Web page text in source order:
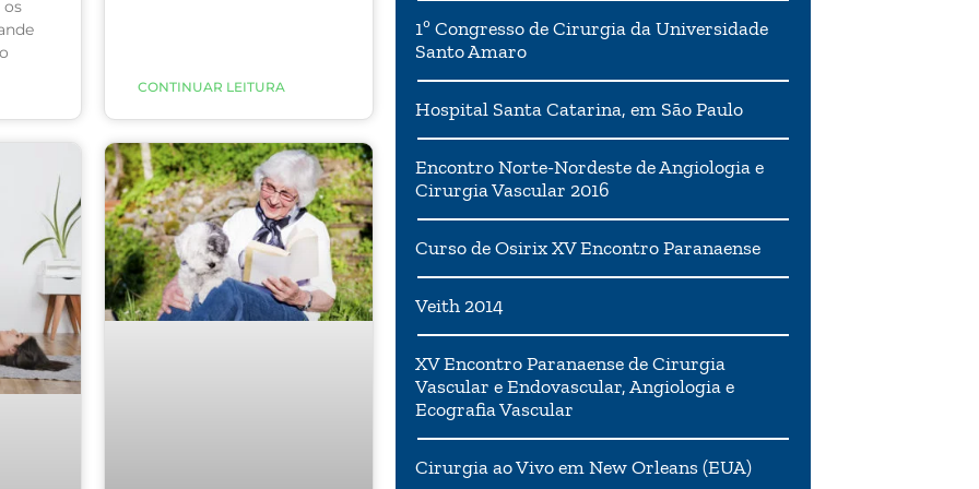
a
CONTINUAR LEITURA
1º Congresso de Cirurgia da Universidade
Santo Amaro
Hospital Santa Catarina, em São Paulo
Encontro Norte-Nordeste de Angiologia e
Cirurgia Vascular 2016
Curso de Osirix XV Encontro Paranaense
Veith 2014
XV Encontro Paranaense de Cirurgia
Vascular e Endovascular, Angiologia e
Ecografia Vascular
Cirurgia ao Vivo em New Orleans (EUA)